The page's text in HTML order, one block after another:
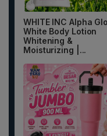
WHITE INC Alpha
White Body Lotion
Whitening &
Moisturizing |...